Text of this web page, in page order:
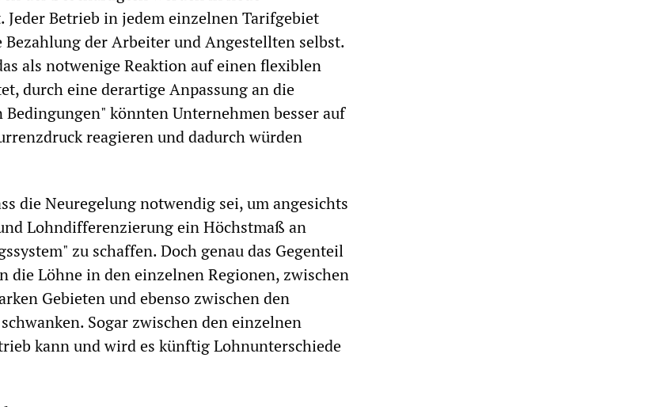
Betrieb in jedem einzelnen Tarifgebiet
der Arbeiter und Angestellten selbst.
als notwenige Reaktion auf einen flexiblen
durch eine derartige Anpassung an die
könnten Unternehmen besser auf
reagieren und dadurch würden
die Neuregelung notwendig sei, um angesichts
Lohndifferenzierung ein Höchstmaß an
zu schaffen. Doch genau das Gegenteil
die Löhne in den einzelnen Regionen, zwischen
Gebieten und ebenso zwischen den
Sogar zwischen den einzelnen
kann und wird es künftig Lohnunterschiede